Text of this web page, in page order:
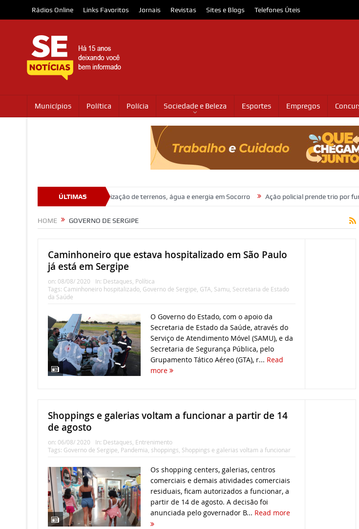
Rádios Online Links Favoritos Jornais Revistas Sites e Blogs Telefones Úteis
Municípios Política Polícia Sociedade e Beleza Esportes Empregos
ÚLTIMAS
e cobram regularização de terrenos, água e energia em Socorro Ação policial prende trio por furto de fios
HOME GOVERNO DE SERGIPE
Caminhoneiro que estava hospitalizado em São Paulo
já está em Sergipe
on: 08/08/ 2020 In: Destaques Política
Tags: Caminhoneiro hospitalizado, Governo de Sergipe GTA Samu Secretaria de Estado
da Saúde
O Governo do Estado, com o apoio da
Secretaria de Estado da Saúde, através do
Serviço de Atendimento Móvel (SAMU), e da
Secretaria de Segurança Pública, pelo
Grupamento Tático Aéreo (GTA), r... Read
more
Shoppings e galerias voltam a funcionar a partir de 14
de agosto
on: 06/08/ 2020 In: Destaques, Entrenimento
Tags: Governo de Sergipe, Pandemia, shoppings, Shoppings e galerias voltam a funcionar
Os shopping centers, galerias, centros
comerciais e demais atividades comerciais
residuais, ficam autorizados a funcionar, a
partir de 14 de agosto. A decisão foi
anunciada pelo governador B... Read more